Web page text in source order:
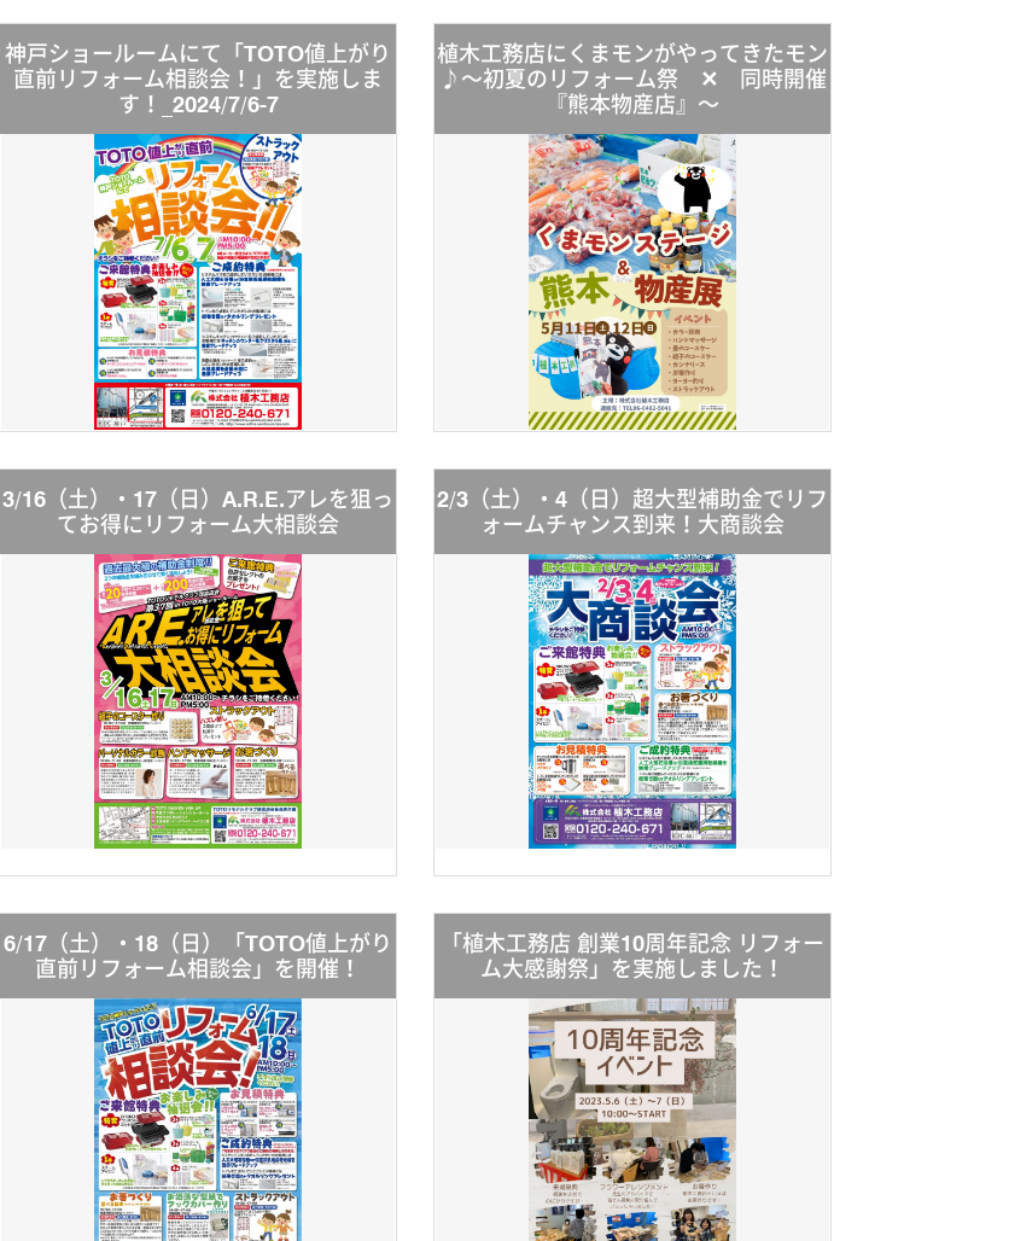
神戸ショールームにて「TOTO値上がり
直前リフォーム相談会！」を実施しま
す！_2024/7/6-7
植木工務店にくまモンがやってきたモン
♪～初夏のリフォーム祭 ✕ 同時開催
『熊本物産店』～
3/16（土）・17（日）A.R.E.アレを狙っ
てお得にリフォーム大相談会
2/3（土）・4（日）超大型補助金でリフ
ォームチャンス到来！大商談会
6/17（土）・18（日）「TOTO値上がり
直前リフォーム相談会」を開催！
「植木工務店 創業10周年記念 リフォー
ム大感謝祭」を実施しました！